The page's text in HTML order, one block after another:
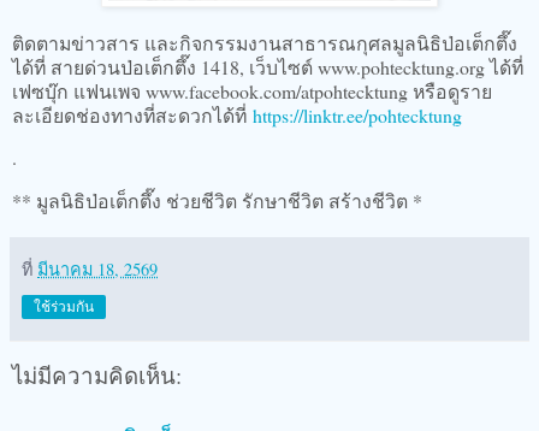
ติดตามข่าวสาร และกิจกรรมงานสาธารณกุศลมูลนิธิป่อเต็กตึ๊ง
ได้ที่ สายด่วนป่อเต็กตึ๊ง 1418, เว็บไซต์ www.pohtecktung.org ได้ที่
เฟซบุ๊ก แฟนเพจ www.facebook.com/atpohtecktung หรือดูราย
ละเอียดช่องทางที่สะดวกได้ที่ https://linktr.ee/pohtecktung
.
** มูลนิธิป่อเต็กตึ๊ง ช่วยชีวิต รักษาชีวิต สร้างชีวิต *
ที่ มีนาคม 18, 2569
ใช้ร่วมกัน
ไม่มีความคิดเห็น: